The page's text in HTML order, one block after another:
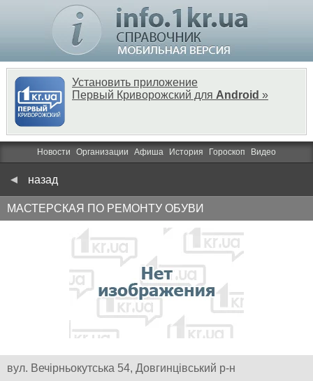
Установить приложение
Первый Криворожский для Android »
Новости Организации Афиша История Гороскоп Видео
назад
МАСТЕРСКАЯ ПО РЕМОНТУ ОБУВИ
вул. Вечірньокутська 54, Довгинцівський р-н